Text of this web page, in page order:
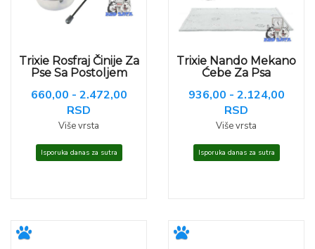
Trixie Rosfraj Činije Za
Pse Sa Postoljem
660,00 - 2.472,00
RSD
Više vrsta
Isporuka danas za sutra
Trixie Nando Mekano
Ćebe Za Psa
936,00 - 2.124,00
RSD
Više vrsta
Isporuka danas za sutra